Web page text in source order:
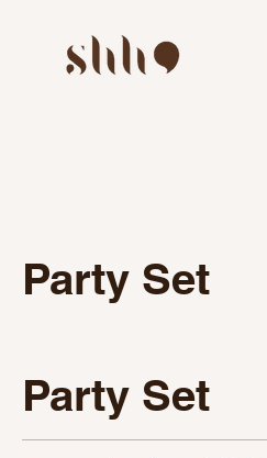
Party Set
Party Set